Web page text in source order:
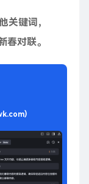
关键词，
春对联。